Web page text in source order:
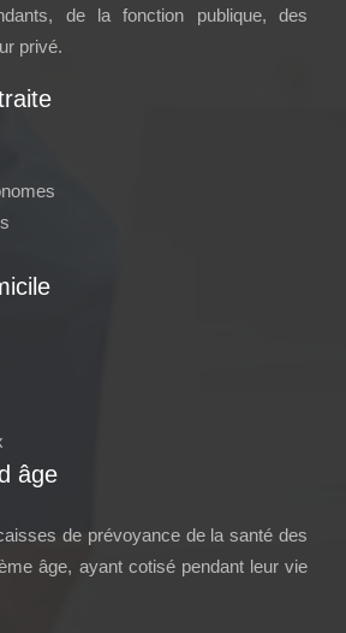
de la fonction publique, des
privé.
âge
de prévoyance de la santé des
âge, ayant cotisé pendant leur vie